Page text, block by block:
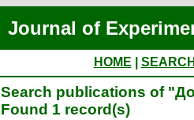
Journal of
HOME
Search publications of
Found 1 record(s)